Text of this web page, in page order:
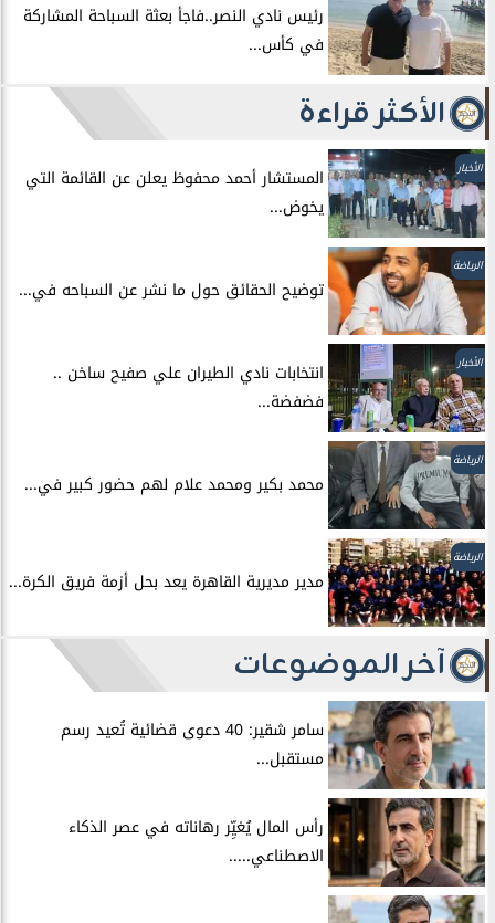
رئيس نادي النصر..فاجأ بعثة السباحة المشاركة
في كأس...
الأكثر قراءة
الأخبار
المستشار أحمد محفوظ يعلن عن القائمة التي
يخوض...
الرياضة
توضيح الحقائق حول ما نشر عن السباحه في...
الأخبار
انتخابات نادي الطيران علي صفيح ساخن ..
فضفضة...
الرياضة
محمد بكير ومحمد علام لهم حضور كبير في...
الرياضة
مدير مديرية القاهرة يعد بحل أزمة فريق الكرة...
آخر الموضوعات
سامر شقير: 40 دعوى قضائية تُعيد رسم
مستقبل...
رأس المال يُغيِّر رهاناته في عصر الذكاء
الاصطناعي.....